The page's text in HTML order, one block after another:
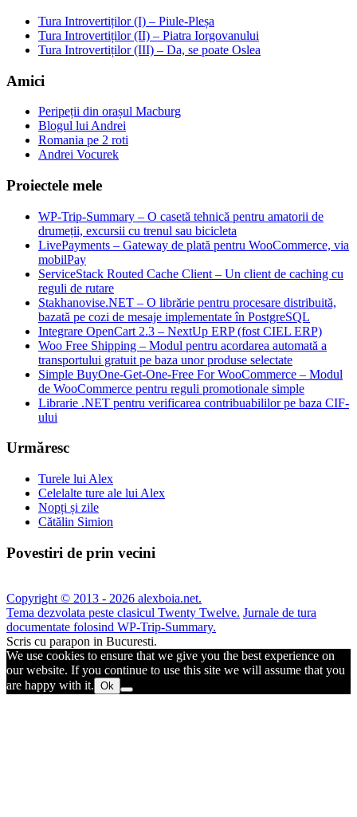
Tura Introvertiților (I) – Piule-Pleșa
Tura Introvertiților (II) – Piatra Iorgovanului
Tura Introvertiților (III) – Da, se poate Oslea
Amici
Peripeții din orașul Macburg
Blogul lui Andrei
Romania pe 2 roti
Andrei Vocurek
Proiectele mele
WP-Trip-Summary – O casetă tehnică pentru amatorii de
drumeții, excursii cu trenul sau bicicleta
LivePayments – Gateway de plată pentru WooCommerce, via
mobilPay
ServiceStack Routed Cache Client – Un client de caching cu
reguli de rutare
Stakhanovise.NET – O librărie pentru procesare distribuită,
bazată pe cozi de mesaje implementate în PostgreSQL
Integrare OpenCart 2.3 – NextUp ERP (fost CIEL ERP)
Woo Free Shipping – Modul pentru acordarea automată a
transportului gratuit pe baza unor produse selectate
Simple BuyOne-Get-One-Free For WooCommerce – Modul
de WooCommerce pentru reguli promotionale simple
Librarie .NET pentru verificarea contribuabililor pe baza CIF-
ului
Urmăresc
Turele lui Alex
Celelalte ture ale lui Alex
Nopți și zile
Cătălin Simion
Povestiri de prin vecini
Copyright © 2013 - 2026 alexboia.net.
Tema dezvolata peste clasicul Twenty Twelve. Jurnale de tura
documentate folosind WP-Trip-Summary.
Scris cu parapon in Bucuresti.
We use cookies to ensure that we give you the best experience on
our website. If you continue to use this site we will assume that you
are happy with it. Ok